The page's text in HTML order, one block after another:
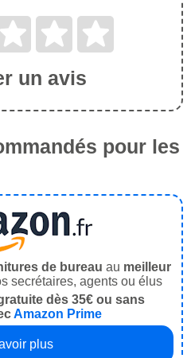
un avis
pour les
de bureau au meilleur
secrétaires, agents ou élus
dès 35€ ou sans
Amazon Prime
plus